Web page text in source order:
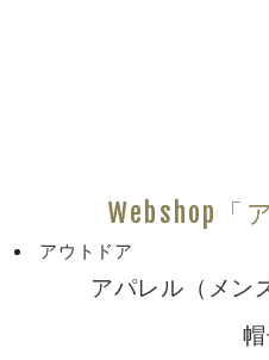
Webshop「
アウトドア
アパレル（メン